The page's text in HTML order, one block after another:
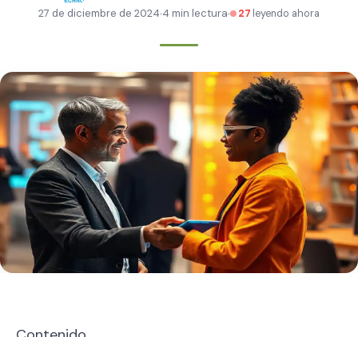
27 de diciembre de 2024 4 min lectura 27 leyendo ahora